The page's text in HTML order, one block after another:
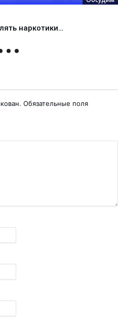
наркотики…
Обязательные поля